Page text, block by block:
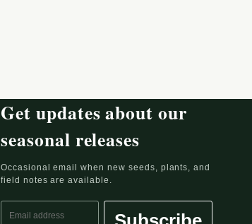
Get updates about our
seasonal releases
Occasional email when new seeds, plants, and
field notes are available.